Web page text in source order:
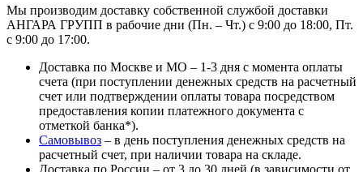
Мы производим доставку собственной службой доставки
АНГАРА ГРУПП в рабочие дни (Пн. – Чт.) с 9:00 до 18:00, Пт.
с 9:00 до 17:00.
Доставка по Москве и МО – 1-3 дня с момента оплаты
счета (при поступлении денежных средств на расчетный
счет или подтверждении оплаты товара посредством
предоставления копии платежного документа с
отметкой банка*).
Самовывоз – в день поступления денежных средств на
расчетный счет, при наличии товара на складе.